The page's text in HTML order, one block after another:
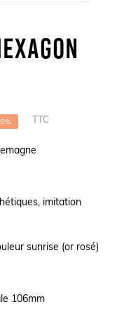
TTC
imitation
sunrise (or rosé)
106mm